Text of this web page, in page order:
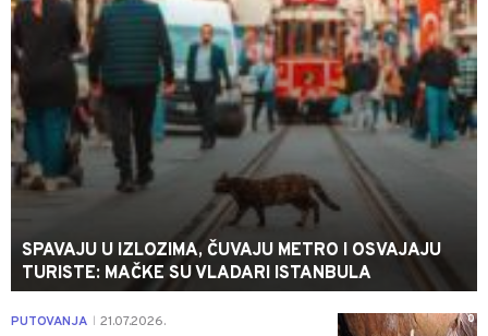
SPAVAJU U IZLOZIMA, ČUVAJU METRO I OSVAJAJU
TURISTE: MAČKE SU VLADARI ISTANBULA
0
PUTOVANJA 21.07.2026.